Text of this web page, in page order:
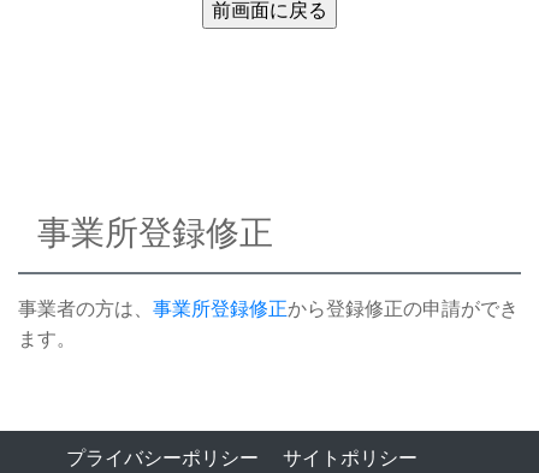
事業所登録修正
事業者の方は、 事業所登録修正から登録修正の申請ができ
ます。
プライバシーポリシー サイトポリシー